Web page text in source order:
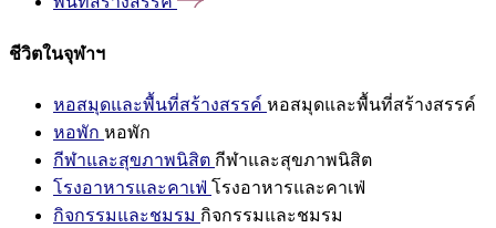
ชีวิตในจุฬาฯ
หอสมุดและพื้นที่สร้างสรรค์ หอสมุดและพื้นที่สร้างสรรค์
หอพัก หอพัก
กีฬาและสุขภาพนิสิต กีฬาและสุขภาพนิสิต
โรงอาหารและคาเฟ่ โรงอาหารและคาเฟ่
กิจกรรมและชมรม กิจกรรมและชมรม